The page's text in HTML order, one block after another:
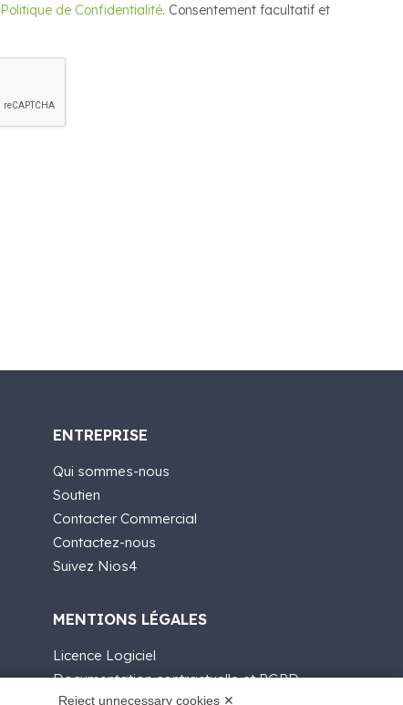
Politique de Confidentialité. Consentement facultatif et
ENTREPRISE
Qui sommes-nous
Soutien
Contacter Commercial
Contactez-nous
Suivez Nios4
MENTIONS LÉGALES
Licence Logiciel
Documentation contractuelle et RGPD
Reject unnecessary cookies ✕